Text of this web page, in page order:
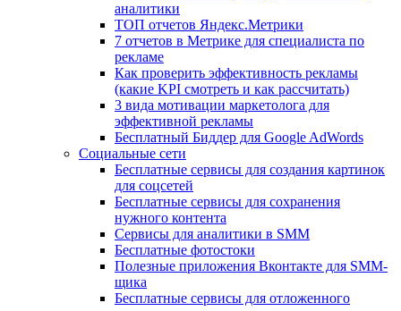
аналитики
ТОП отчетов Яндекс.Метрики
7 отчетов в Метрике для специалиста по
рекламе
Как проверить эффективность рекламы
(какие KPI смотреть и как рассчитать)
3 вида мотивации маркетолога для
эффективной рекламы
Бесплатный Биддер для Google AdWords
Социальные сети
Бесплатные сервисы для создания картинок
для соцсетей
Бесплатные сервисы для сохранения
нужного контента
Сервисы для аналитики в SMM
Бесплатные фотостоки
Полезные приложения Вконтакте для SMM-
щика
Бесплатные сервисы для отложенного